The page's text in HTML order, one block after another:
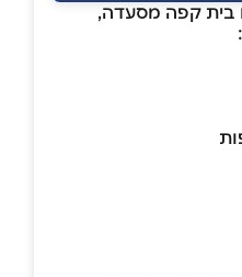
בית קפה מסעדה,